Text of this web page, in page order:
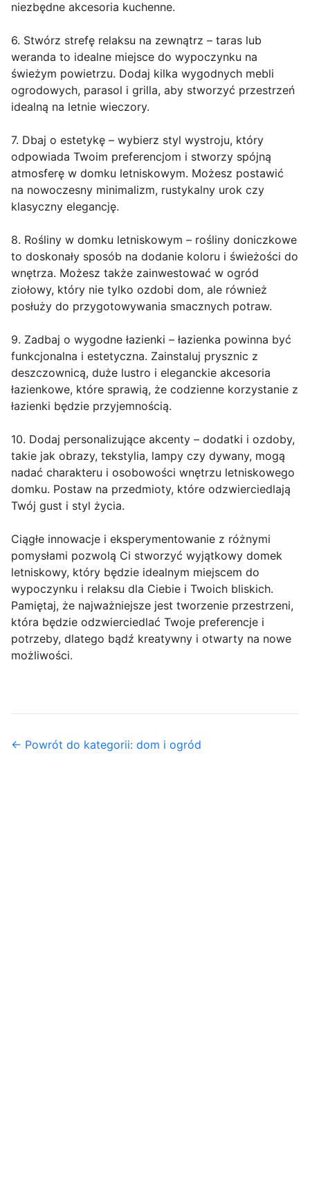
niezbędne akcesoria kuchenne.
6. Stwórz strefę relaksu na zewnątrz – taras lub
weranda to idealne miejsce do wypoczynku na
świeżym powietrzu. Dodaj kilka wygodnych mebli
ogrodowych, parasol i grilla, aby stworzyć przestrzeń
idealną na letnie wieczory.
7. Dbaj o estetykę – wybierz styl wystroju, który
odpowiada Twoim preferencjom i stworzy spójną
atmosferę w domku letniskowym. Możesz postawić
na nowoczesny minimalizm, rustykalny urok czy
klasyczny elegancję.
8. Rośliny w domku letniskowym – rośliny doniczkowe
to doskonały sposób na dodanie koloru i świeżości do
wnętrza. Możesz także zainwestować w ogród
ziołowy, który nie tylko ozdobi dom, ale również
posłuży do przygotowywania smacznych potraw.
9. Zadbaj o wygodne łazienki – łazienka powinna być
funkcjonalna i estetyczna. Zainstaluj prysznic z
deszczownicą, duże lustro i eleganckie akcesoria
łazienkowe, które sprawią, że codzienne korzystanie z
łazienki będzie przyjemnością.
10. Dodaj personalizujące akcenty – dodatki i ozdoby,
takie jak obrazy, tekstylia, lampy czy dywany, mogą
nadać charakteru i osobowości wnętrzu letniskowego
domku. Postaw na przedmioty, które odzwierciedlają
Twój gust i styl życia.
Ciągłe innowacje i eksperymentowanie z różnymi
pomysłami pozwolą Ci stworzyć wyjątkowy domek
letniskowy, który będzie idealnym miejscem do
wypoczynku i relaksu dla Ciebie i Twoich bliskich.
Pamiętaj, że najważniejsze jest tworzenie przestrzeni,
która będzie odzwierciedlać Twoje preferencje i
potrzeby, dlatego bądź kreatywny i otwarty na nowe
możliwości.
← Powrót do kategorii: dom i ogród